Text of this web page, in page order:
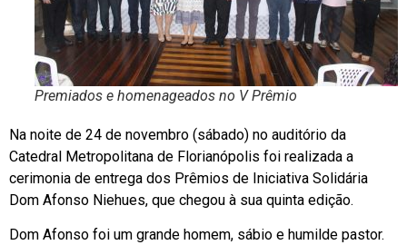
Premiados e homenageados no V Prêmio
Na noite de 24 de novembro (sábado) no auditório da
Catedral Metropolitana de Florianópolis foi realizada a
cerimonia de entrega dos Prêmios de Iniciativa Solidária
Dom Afonso Niehues, que chegou à sua quinta edição.
Dom Afonso foi um grande homem, sábio e humilde pastor.